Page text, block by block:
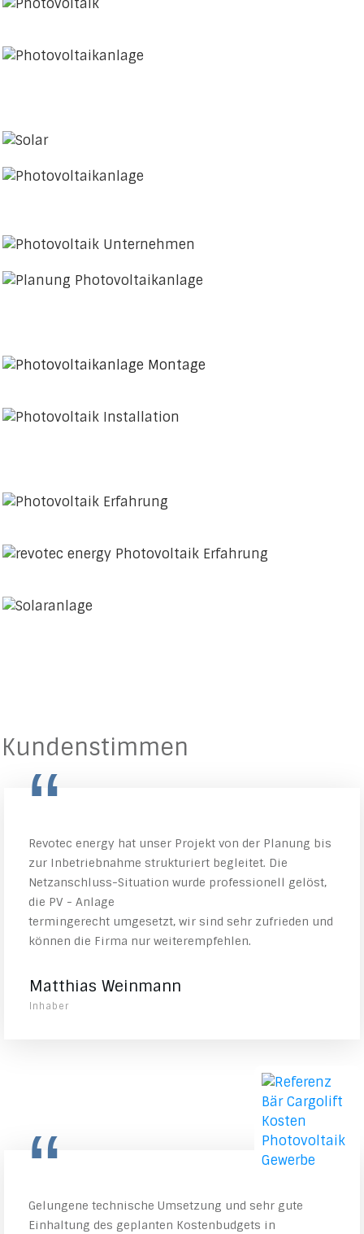
Kundenstimmen
“
Revotec energy hat unser Projekt von der Planung bis
zur Inbetriebnahme strukturiert begleitet. Die
Netzanschluss-Situation wurde professionell gelöst,
die PV - Anlage
termingerecht umgesetzt, wir sind sehr zufrieden und
können die Firma nur weiterempfehlen.
Matthias Weinmann
Inhaber
“
Gelungene technische Umsetzung und sehr gute
Einhaltung des geplanten Kostenbudgets in